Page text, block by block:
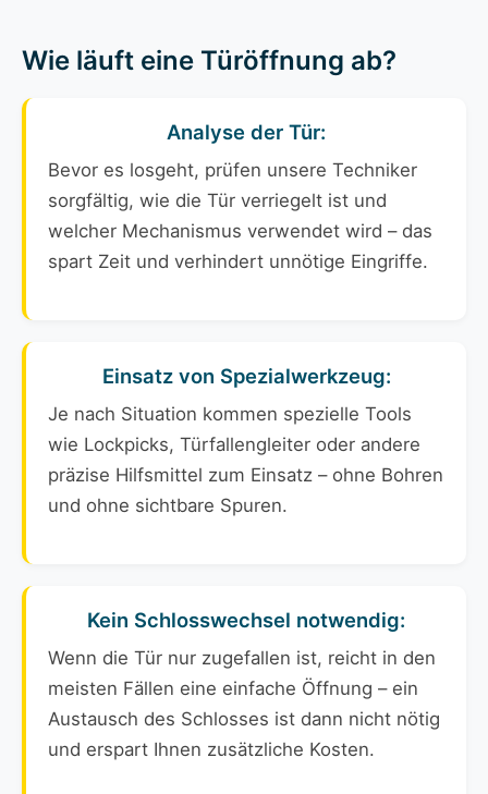
Wie läuft eine Türöffnung ab?
Analyse der Tür:
Bevor es losgeht, prüfen unsere Techniker
sorgfältig, wie die Tür verriegelt ist und
welcher Mechanismus verwendet wird – das
spart Zeit und verhindert unnötige Eingriffe.
Einsatz von Spezialwerkzeug:
Je nach Situation kommen spezielle Tools
wie Lockpicks, Türfallengleiter oder andere
präzise Hilfsmittel zum Einsatz – ohne Bohren
und ohne sichtbare Spuren.
Kein Schlosswechsel notwendig:
Wenn die Tür nur zugefallen ist, reicht in den
meisten Fällen eine einfache Öffnung – ein
Austausch des Schlosses ist dann nicht nötig
und erspart Ihnen zusätzliche Kosten.